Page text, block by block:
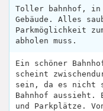
Toller bahnhof, in
Gebäude. Alles
Parkmöglichkeit
abholen muss.
Ein schöner
scheint
sein, da es nicht
Bahnhof aussieht.
und Parkplätze.